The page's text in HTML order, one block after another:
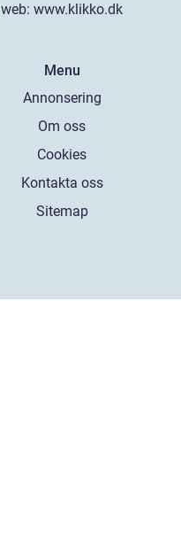
web: www.klikko.dk
Menu
Annonsering
Om oss
Cookies
Kontakta oss
Sitemap